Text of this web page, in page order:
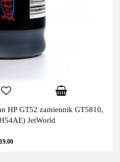
HP GT52 zamiennik GT5810,
JetWorld
19.00